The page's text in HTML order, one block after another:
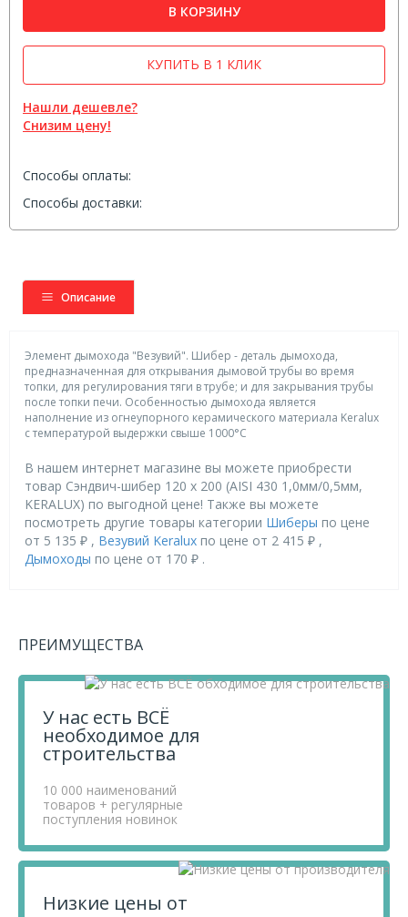
В КОРЗИНУ
Нашли дешевле?
Снизим цену!
КУПИТЬ В 1 КЛИК
Способы оплаты:
Способы доставки:
Описание
Элемент дымохода "Везувий". Шибер - деталь дымохода,
предназначенная для открывания дымовой трубы во время
топки, для регулирования тяги в трубе; и для закрывания трубы
после топки печи. Особенностью дымохода является
наполнение из огнеупорного керамического материала Keralux
с температурой выдержки свыше 1000°C
В нашем интернет магазине вы можете приобрести
товар Сэндвич-шибер 120 х 200 (AISI 430 1,0мм/0,5мм,
KERALUX) по выгодной цене! Также вы можете
посмотреть другие товары категории Шиберы по цене
от 5 135 ₽ , Везувий Keralux по цене от 2 415 ₽ ,
Дымоходы по цене от 170 ₽ .
минимальных розничных цен и выбираем надежных
Чтобы купить товар Сэндвич-шибер 120 х 200 (AISI 430
1,0мм/0,5мм, KERALUX), перенесите его в «Корзину» и
оформите свой заказ.
Если у вас остались вопросы, вы можете задать их по
телефону+7 812 740 68 02
ПРЕИМУЩЕСТВА
У нас есть ВСЁ
необходимое для
строительства
10 000 наименований
товаров + регулярные
поступления новинок
Низкие цены от